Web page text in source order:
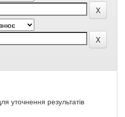
уточнення результатів